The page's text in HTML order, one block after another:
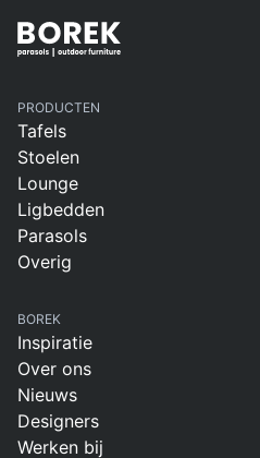
PRODUCTEN
Tafels
Stoelen
Lounge
Ligbedden
Parasols
Overig
BOREK
Inspiratie
Over ons
Nieuws
Designers
Werken bij